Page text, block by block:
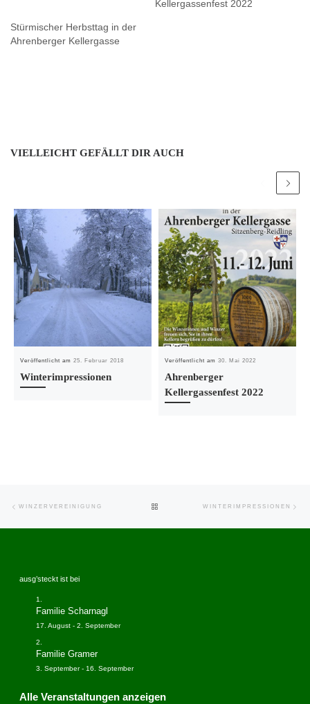
Kellergassenfest 2022
Stürmischer Herbsttag in der
Ahrenberger Kellergasse
VIELLEICHT GEFÄLLT DIR AUCH
Veröffentlicht am 25. Februar 2018
Winterimpressionen
Veröffentlicht am 30. Mai 2022
Ahrenberger
Kellergassenfest 2022
Beitragsnavigation
WINZERVEREINIGUNG ZURÜCK ZUR BEITRAGSLISTE
WINTERIMPRESSIONEN
ausg’steckt ist bei
Familie Scharnagl
17. August- 2. September
Familie Gramer
3. September- 16. September
Alle Veranstaltungen anzeigen